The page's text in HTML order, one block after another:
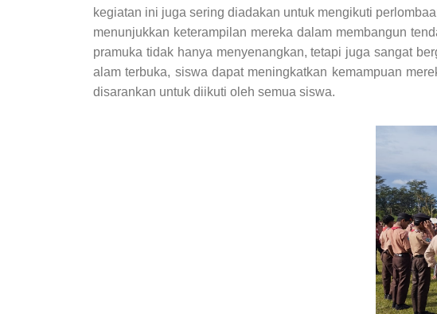
kegiatan ini juga sering diadakan untuk mengikuti
menunjukkan keterampilan mereka dalam membangun
pramuka tidak hanya menyenangkan, tetapi juga sangat
alam terbuka, siswa dapat meningkatkan kemampuan
disarankan untuk diikuti oleh semua siswa.